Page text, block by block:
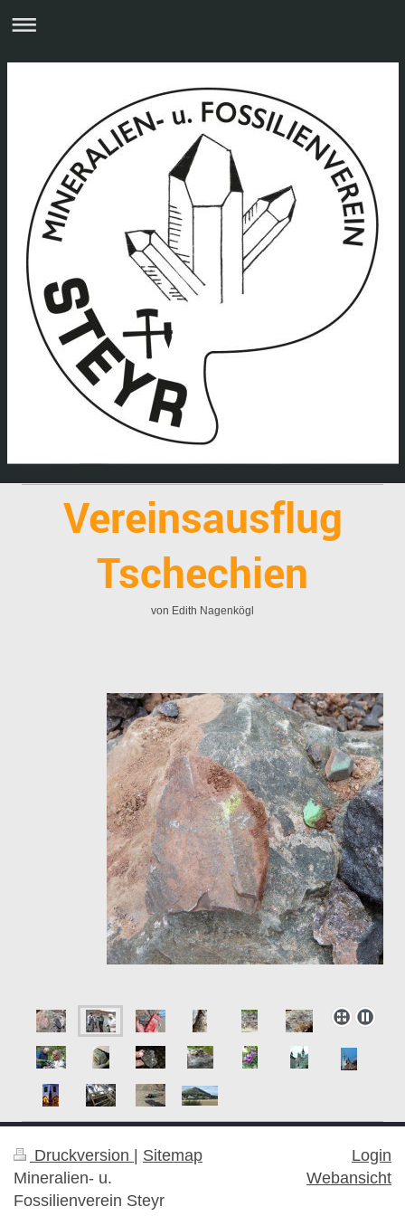
Vereinsausflug
Tschechien
von Edith Nagenkögl
Druckversion
Sitemap
Mineralien- u.
Fossilienverein Steyr
Login
Webansicht